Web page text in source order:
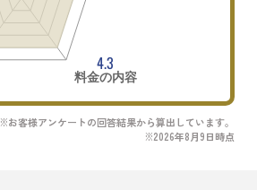
4.3
料金の内容
※お客様アンケートの回答結果から算出しています。
※2026年8月9日時点